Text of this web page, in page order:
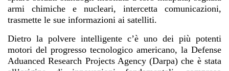
armi chimiche e nucleari, intercetta comunicazioni,
trasmette le sue informazioni ai satelliti.
Dietro la polvere intelligente c’è uno dei più potenti
motori del progresso tecnologico americano, la Defense
Aduanced Research Projects Agency (Darpa) che è stata